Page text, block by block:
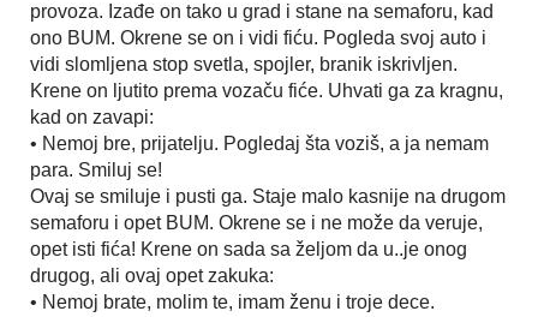
provoza. Izađe on tako u grad i stane na semaforu, kad
ono BUM. Okrene se on i vidi fiću. Pogleda svoj auto i
vidi slomljena stop svetla, spojler, branik iskrivljen.
Krene on ljutito prema vozaču fiće. Uhvati ga za kragnu,
kad on zavapi:
• Nemoj bre, prijatelju. Pogledaj šta voziš, a ja nemam
para. Smiluj se!
Ovaj se smiluje i pusti ga. Staje malo kasnije na drugom
semaforu i opet BUM. Okrene se i ne može da veruje,
opet isti fića! Krene on sada sa željom da u..je onog
drugog, ali ovaj opet zakuka:
• Nemoj brate, molim te, imam ženu i troje dece.